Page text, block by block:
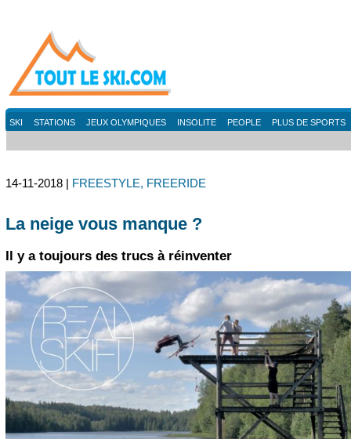
SKI STATIONS JEUX OLYMPIQUES INSOLITE PEOPLE PLUS DE SPORTS
14-11-2018 | FREESTYLE, FREERIDE
La neige vous manque ?
Il y a toujours des trucs à réinventer